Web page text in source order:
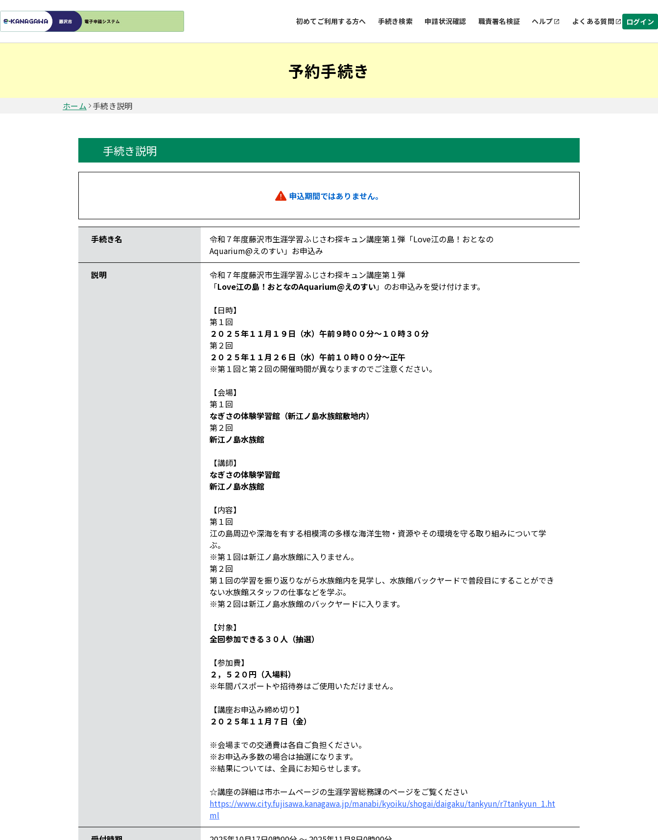
初めてご利用する方へ 手続き検索 申請状況確認 職責署名検証 ヘルプ よくある質問 ログイン
予約手続き
ホーム 手続き説明
手続き説明
申込期間ではありません。
手続き名
令和７年度藤沢市生涯学習ふじさわ探キュン講座第１弾「Love江の島！おとなの
Aquarium@えのすい」お申込み
説明
令和７年度藤沢市生涯学習ふじさわ探キュン講座第１弾
「Love江の島！おとなのAquarium@えのすい」のお申込みを受け付けます。
【日時】
第１回
２０２５年１１月１９日（水）午前９時００分～１０時３０分
第２回
２０２５年１１月２６日（水）午前１０時００分～正午
※第１回と第２回の開催時間が異なりますのでご注意ください。
【会場】
第１回
なぎさの体験学習館（新江ノ島水族館敷地内）
第２回
新江ノ島水族館
【講師】
なぎさの体験学習館
新江ノ島水族館
【内容】
第１回
江の島周辺や深海を有する相模湾の多様な海洋生物・資源やその環境を守る取り組みについて学
ぶ。
※第１回は新江ノ島水族館に入りません。
第２回
第１回の学習を振り返りながら水族館内を見学し、水族館バックヤードで普段目にすることができ
ない水族館スタッフの仕事などを学ぶ。
※第２回は新江ノ島水族館のバックヤードに入ります。
【対象】
全回参加できる３０人（抽選）
【参加費】
２，５２０円（入場料）
※年間パスポートや招待券はご使用いただけません。
【講座お申込み締め切り】
２０２５年１１月７日（金）
※会場までの交通費は各自ご負担ください。
※お申込み多数の場合は抽選になります。
※結果については、全員にお知らせします。
☆講座の詳細は市ホームページの生涯学習総務課のページをご覧ください
https://www.city.fujisawa.kanagawa.jp/manabi/kyoiku/shogai/daigaku/tankyun/r7tankyun_1.ht
ml